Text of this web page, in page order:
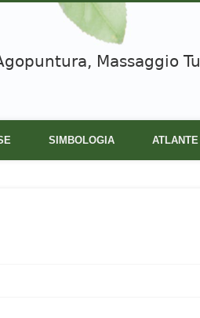
Massaggio
SIMBOLOGIA ATLANTE